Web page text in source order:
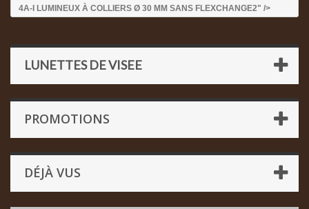
4A-I LUMINEUX À COLLIERS Ø 30 MM SANS FLEXCHANGE2" />
LUNETTES DE VISEE
PROMOTIONS
DÉJÀ VUS